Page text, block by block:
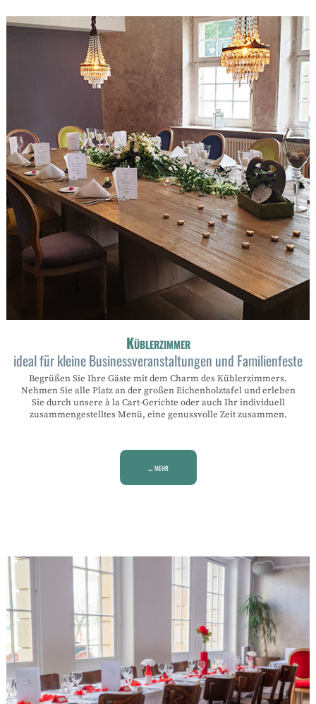
Küblerzimmer
ideal für kleine Businessveranstaltungen und Familienfeste
Begrüßen Sie Ihre Gäste mit dem Charm des Küblerzimmers.
Nehmen Sie alle Platz an der großen Eichenholztafel und erleben
Sie durch unsere à la Cart-Gerichte oder auch Ihr individuell
zusammengestelltes Menü, eine genussvolle Zeit zusammen.
... mehr